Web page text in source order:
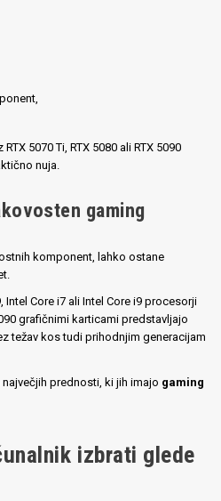
5070 Ti, RTX 5080 ali RTX 5090
nuja.
gaming
komponent, lahko ostane
Intel Core i7 ali Intel Core i9 procesorji
grafičnimi karticami predstavljajo
težav kos tudi prihodnjim generacijam
prednosti, ki jih imajo gaming
izbrati glede